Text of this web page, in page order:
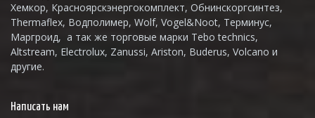
Хемкор, Красноярскэнергокомплект, Обнинскоргсинтез,
Thermaflex, Водполимер, Wolf, Vogel&Noot, Терминус,
Маргроид, а так же торговые марки Tebo technics,
Altstream, Electrolux, Zanussi, Ariston, Buderus, Volcano и
другие.
Написать нам